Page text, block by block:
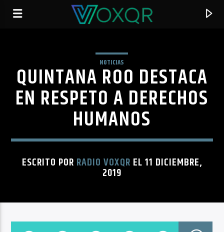
RADIO VOXQR
VOXQR
CANCIÓN ACTUAL
NOTICIAS
QUINTANA ROO DESTACA
EN RESPETO A DERECHOS
HUMANOS
ESCRITO POR RADIO VOXQR EL 11 DICIEMBRE,
2019